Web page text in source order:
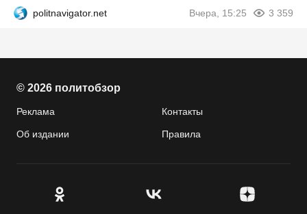
politnavigator.net Вчера, 15:25 3 359
© 2026 политобзор
Реклама Контакты
Об издании Правила